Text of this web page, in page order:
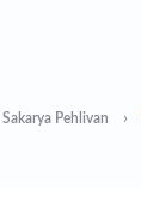
Pehlivan